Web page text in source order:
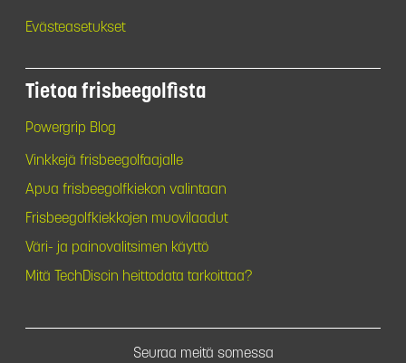
Evästeasetukset
Tietoa frisbeegolfista
Powergrip Blog
Vinkkejä frisbeegolfaajalle
Apua frisbeegolfkiekon valintaan
Frisbeegolfkiekkojen muovilaadut
Väri- ja painovalitsimen käyttö
Mitä TechDiscin heittodata tarkoittaa?
Seuraa meitä somessa